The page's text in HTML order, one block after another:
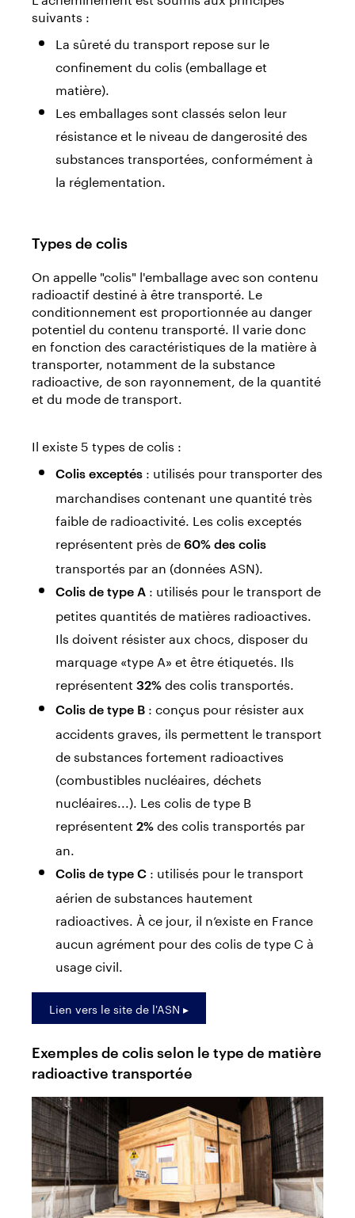
suivants :
La sûreté du transport repose sur le
confinement du colis (emballage et
matière).
Les emballages sont classés selon leur
résistance et le niveau de dangerosité des
substances transportées, conformément à
la réglementation.
Types de colis
On appelle "colis" l'emballage avec son contenu
radioactif destiné à être transporté. Le
conditionnement est proportionnée au danger
potentiel du contenu transporté. Il varie donc
en fonction des caractéristiques de la matière à
transporter, notamment de la substance
radioactive, de son rayonnement, de la quantité
et du mode de transport.
Il existe 5 types de colis :
Colis exceptés : utilisés pour transporter des
marchandises contenant une quantité très
faible de radioactivité. Les colis exceptés
représentent près de60% des colis
transportés par an (données ASN).
Colis de type A : utilisés pour le transport de
petites quantités de matières radioactives.
Ils doivent résister aux chocs, disposer du
marquage «type A» et être étiquetés. Ils
représentent 32%des colis transportés.
Colis de type B : conçus pour résister aux
accidents graves, ils permettent le transport
de substances fortement radioactives
(combustibles nucléaires, déchets
nucléaires...). Les colis de type B
représentent 2%des colis transportés par
an.
Colis de type C : utilisés pour le transport
aérien de substances hautement
radioactives. À ce jour, il n’existe en France
aucun agrément pour des colis de type C à
usage civil.
Lien vers le site de l'ASN ▸
Exemples de colis selon le type de matière
radioactive transportée